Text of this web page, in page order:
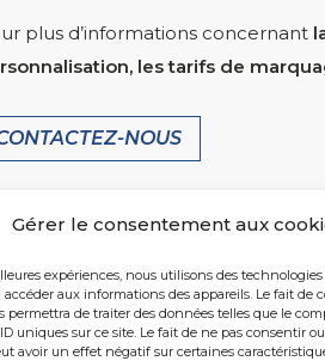
Gérer le consentement aux
expériences, nous utilisons des
accéder aux informations des appareils. Le fait de
permettra de traiter des données telles que le
uniques sur ce site. Le fait de ne pas consentir
avoir un effet négatif sur certaines
plus d’informations concernant
les tarifs de
NOUS